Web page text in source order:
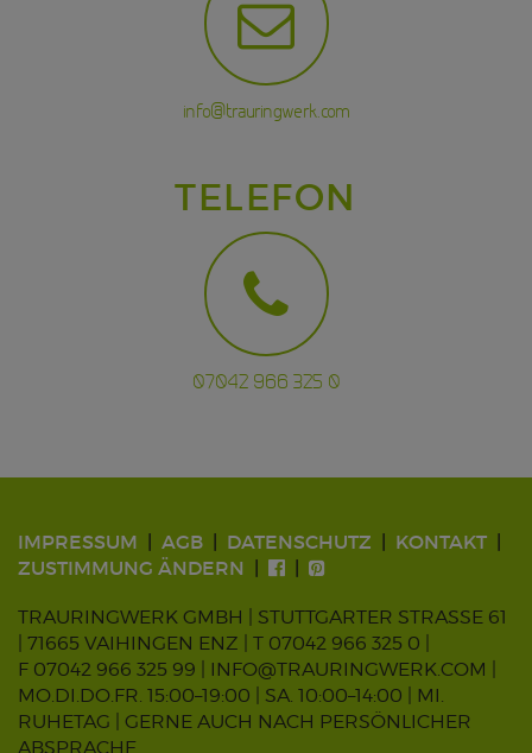
info@trauringwerk.com
TELEFON
07042 966 325 0
IMPRESSUM AGB DATENSCHUTZ
KONTAKT
ZUSTIMMUNG ÄNDERN
TRAURINGWERK GMBH | STUTTGARTER STRASSE 61
| 71665 VAIHINGEN ENZ |
T 07042 966 325 0
F 07042 966 325 99 | INFO@TRAURINGWERK.COM
MO.DI.DO.FR. 15:00–19:00 | SA. 10:00–14:00 | MI.
RUHETAG | GERNE AUCH NACH PERSÖNLICHER
ABSPRACHE